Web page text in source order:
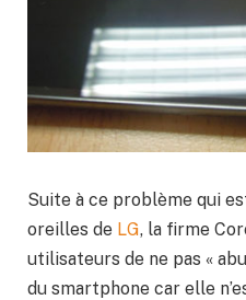
Suite à ce problème qui
oreilles de LG, la firme
utilisateurs de ne pas «
du smartphone car elle